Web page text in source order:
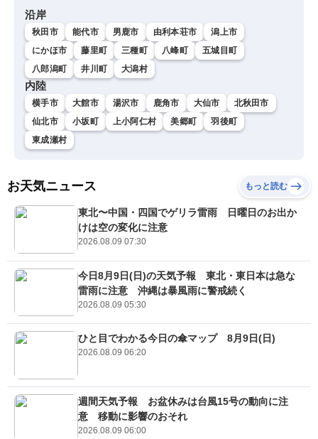
沿岸
秋田市 能代市 男鹿市 由利本荘市
潟上市
にかほ市
藤里町 三種町 八峰町
五城目町
八郎潟町
井川町 大潟村
内陸
横手市 大館市 湯沢市 鹿角市 大仙市
北秋田市
仙北市
小坂町 上小阿仁村 美郷町
羽後町
東成瀬村
お天気ニュース もっと読む
東北〜中国・四国でゲリラ雷雨 日曜日のお出か
けは空の変化に注意
2026.08.09 07:30
今日8月9日(日)の天気予報 東北・東日本は急な
雷雨に注意 沖縄は暴風雨に警戒続く
2026.08.09 05:30
ひと目でわかる今日の傘マップ 8月9日(日)
2026.08.09 06:20
週間天気予報 お盆休みは台風15号の動向に注
意 移動に影響のおそれ
2026.08.09 06:00